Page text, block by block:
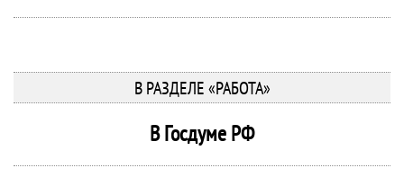
В РАЗДЕЛЕ «РАБОТА»
В Госдуме РФ